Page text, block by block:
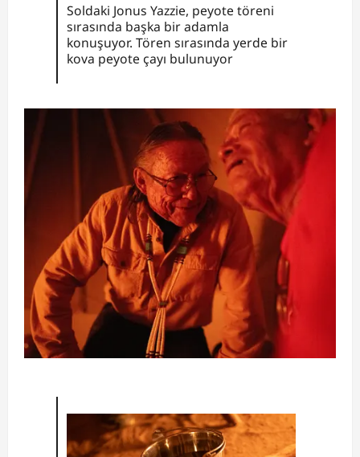
Soldaki Jonus Yazzie, peyote töreni
sırasında başka bir adamla
konuşuyor. Tören sırasında yerde bir
kova peyote çayı bulunuyor